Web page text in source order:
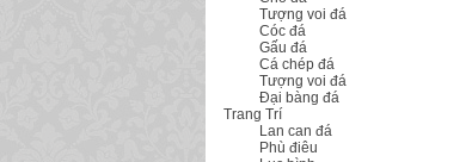
Tượng voi đá
Cóc đá
Gấu đá
Cá chép đá
Tượng voi đá
Đại bàng đá
Trang Trí
Lan can đá
Phù điêu